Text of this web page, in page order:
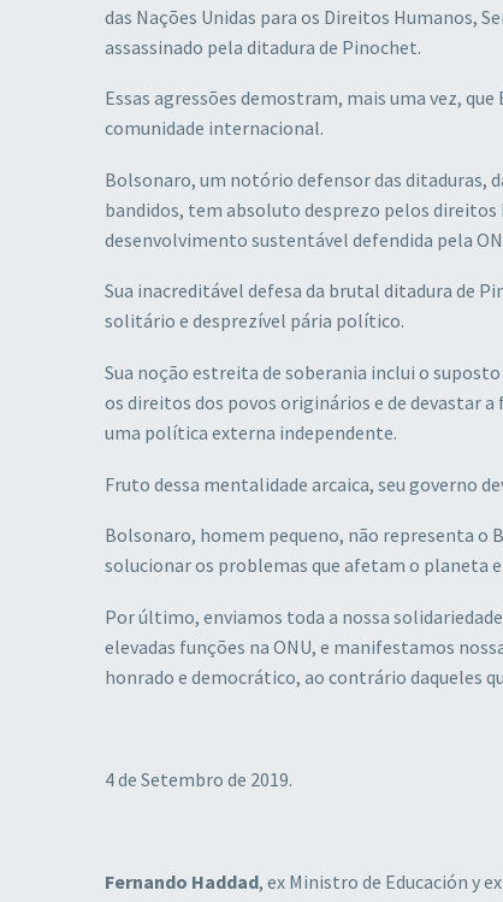
das Nações Unidas para os Direitos Humanos,
assassinado pela ditadura de Pinochet.
Essas agressões demostram, mais uma vez,
comunidade internacional.
Bolsonaro, um notório defensor das ditaduras,
bandidos, tem absoluto desprezo pelos
desenvolvimento sustentável defendida pela
Sua inacreditável defesa da brutal ditadura de
solitário e desprezível pária político.
Sua noção estreita de soberania inclui o
os direitos dos povos originários e de devastar
uma política externa independente.
Fruto dessa mentalidade arcaica, seu governo
Bolsonaro, homem pequeno, não representa o
solucionar os problemas que afetam o planeta e
Por último, enviamos toda a nossa
elevadas funções na ONU, e manifestamos
honrado e democrático, ao contrário daqueles
4 de Setembro de 2019.
Fernando Haddad, ex Ministro de Educación y